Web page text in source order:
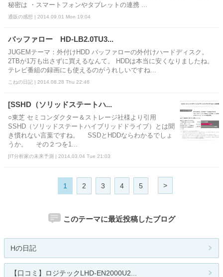
秘密は ・スマートフォンやタブレットの連携 ...
通販の感想 | 2014.09.01 Mon 19:04
バッファロー HD-LB2.0TU3...
JUGEMテーマ：外付けHDD バッファローの外付けハードディスク。
2TBが1万も出さずに買えるなんて。 HDDは本当に安くなりましたね。
テレビ番組の録画にも使えるのがうれしいですね...
こねの日記 | 2014.08.28 Thu 22:46
[SSHD（ソリッドステートハ...
○東芝 セミコンダクター＆ストレージ社様より引用
SSHD（ソリッドステートハイブリッドドライブ）とは聞
き慣れない言葉ですね。 SSDとHDDならわかるでしょ
うか。 その２つを1...
[IT分析家の未来予測 | 2014.03.04 Tue 21:03
1 2 3 4 5 >
このテーマに最近投稿したブログ
Hの日記
【口コミ】ロジテックLHD-EN2000U2...